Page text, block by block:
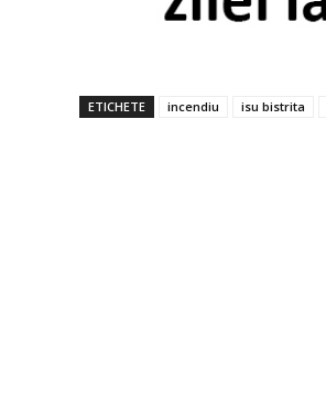
ETICHETE incendiu isu bistrita